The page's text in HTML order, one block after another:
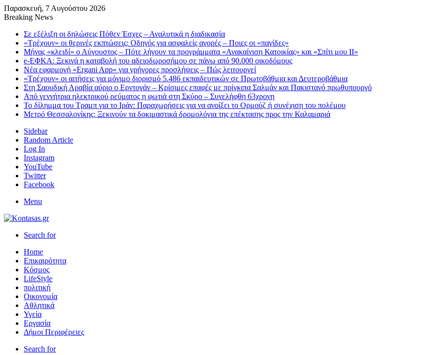
Παρασκευή, 7 Αυγούστου 2026
Breaking News
Σε εξέλιξη οι δηλώσεις Πόθεν Έσχες – Αναλυτικά η διαδικασία
«Τρέχουν» οι θερινές εκπτώσεις: Οδηγός για ασφαλείς αγορές – Ποιες οι «παγίδες»
Μήνας «κλειδί» ο Αύγουστος – Πότε λήγουν τα προγράμματα «Ανακαίνιση Κατοικίας» και «Σπίτι μου ΙΙ»
e-ΕΦΚΑ: Ξεκινά η καταβολή του αδειοδωροσήμου σε πάνω από 90.000 οικοδόμους
Νέα εφαρμογή «Ergani App» για γρήγορες προσλήψεις – Πώς λειτουργεί
«Τρέχουν» οι αιτήσεις για μόνιμο διορισμό 5.486 εκπαιδευτικών σε Πρωτοβάθμια και Δευτεροβάθμια
Στη Σαουδική Αραβία αύριο ο Ερντογάν – Κρίσιμες επαφές με πρίγκιπα Σαλμάν και Πακιστανό πρωθυπουργό
Από γεννήτρια ηλεκτρικού ρεύματος η φωτιά στη Σκύρο – Συνελήφθη 63χρονη
Το δίλημμα του Τραμπ για το Ιράν: Παραχωρήσεις για να ανοίξει το Ορμούζ ή συνέχιση του πολέμου
Μετρό Θεσσαλονίκης: Ξεκινούν τα δοκιμαστικά δρομολόγια της επέκτασης προς την Καλαμαριά
Sidebar
Random Article
Log In
Instagram
YouTube
Twitter
Facebook
Menu
Search for
Home
Επικαιρότητα
Κόσμος
LifeStyle
πολιτική
Οικονομία
Αθλητικά
Υγεία
Εργασία
Δήμοι Περιφέρειες
Search for